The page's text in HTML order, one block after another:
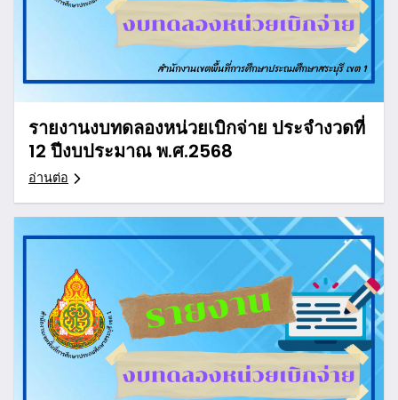
รายงานงบทดลองหน่วยเบิกจ่าย ประจำงวดที่
12 ปีงบประมาณ พ.ศ.2568
อ่านต่อ